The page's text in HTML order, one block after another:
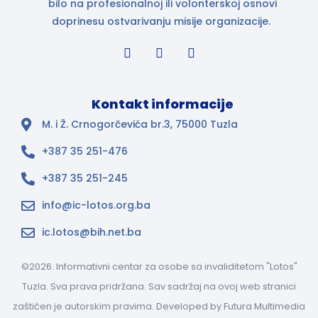
bilo na profesionalnoj ili volonterskoj osnovi
doprinesu ostvarivanju misije organizacije.
Kontakt informacije
M. i Ž. Crnogorčevića br.3, 75000 Tuzla
+387 35 251-476
+387 35 251-245
info@ic-lotos.org.ba
ic.lotos@bih.net.ba
©2026. Informativni centar za osobe sa invaliditetom "Lotos"
Tuzla. Sva prava pridržana. Sav sadržaj na ovoj web stranici
zaštićen je autorskim pravima. Developed by Futura Multimedia